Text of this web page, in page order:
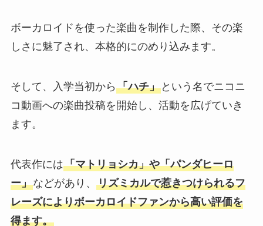
ボーカロイドを使った楽曲を制作した際、その楽
しさに魅了され、本格的にのめり込みます。
そして、入学当初から 「ハチ」という名でニコニ
コ動画への楽曲投稿を開始し、活動を広げていき
ます。
代表作には「マトリョシカ」や「パンダヒーロ
ー」などがあり、 リズミカルで惹きつけられるフ
レーズによりボーカロイドファンから高い評価を
得ます。